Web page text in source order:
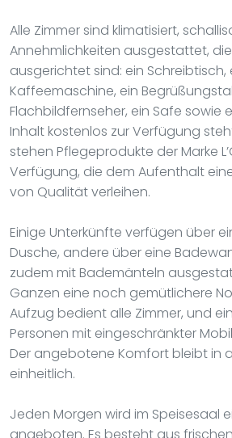
Alle Zimmer sind klimatisiert,
Annehmlichkeiten ausgestattet,
ausgerichtet sind: ein Schreibtisch,
Kaffeemaschine, ein
Flachbildfernseher, ein Safe sowie
Inhalt kostenlos zur Verfügung
stehen Pflegeprodukte der Marke
Verfügung, die dem Aufenthalt
von Qualität verleihen.
Einige Unterkünfte verfügen über
Dusche, andere über eine
zudem mit Bademänteln
Ganzen eine noch gemütlichere
Aufzug bedient alle Zimmer, und
Personen mit eingeschränkter
Der angebotene Komfort bleibt in
einheitlich.
Jeden Morgen wird im Speisesaal
angeboten. Es besteht aus